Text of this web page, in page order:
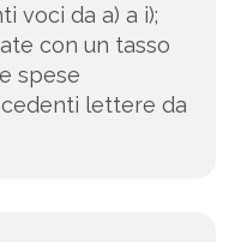
voci da a) a i);
con un tasso
spese
lettere da